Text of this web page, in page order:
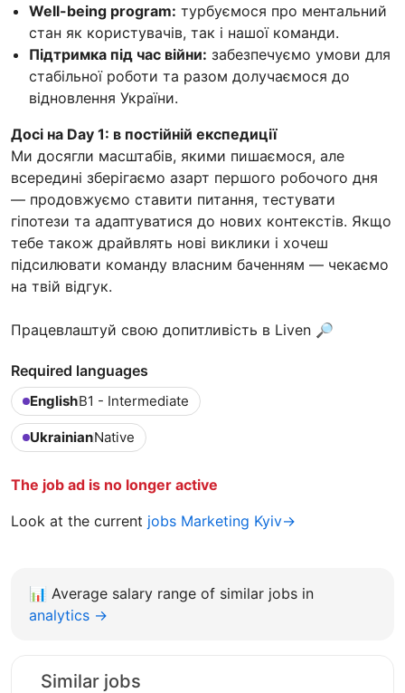
Well-being program: турбуємося про ментальний
стан як користувачів, так і нашої команди.
Підтримка під час війни: забезпечуємо умови для
стабільної роботи та разом долучаємося до
відновлення України.
Досі на Day 1: в постійній експедиції
Ми досягли масштабів, якими пишаємося, але
всередині зберігаємо азарт першого робочого дня
— продовжуємо ставити питання, тестувати
гіпотези та адаптуватися до нових контекстів. Якщо
тебе також драйвлять нові виклики і хочеш
підсилювати команду власним баченням — чекаємо
на твій відгук.
Працевлаштуй свою допитливість в Liven 🔎
Required languages
EnglishB1 - Intermediate
UkrainianNative
The job ad is no longer active
Look at the current jobs Marketing Kyiv→
📊 Average salary range of similar jobs in
analytics →
Similar jobs